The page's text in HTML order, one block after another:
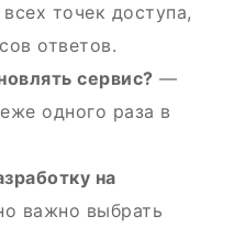
точек доступа,
ответов.
сервис? —
одного раза в
на
важно выбрать